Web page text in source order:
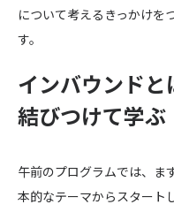
について考えるきっかけを
す。
インバウンド
結びつけて学ぶ
午前のプログラムでは、ま
本的なテーマからスタート